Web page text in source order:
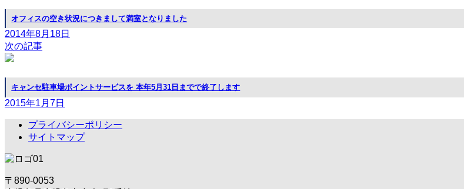
オフィスの空き状況につきまして満室となりました
2014年8月18日
次の記事
キャンセ駐車場ポイントサービスを 本年5月31日までで終了します
2015年1月7日
プライバシーポリシー
サイトマップ
〒890-0053